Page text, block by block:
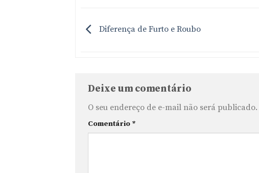
Diferença de Furto e Roubo
Deixe um comentário
O seu endereço de e-mail não será publicado.
Comentário *